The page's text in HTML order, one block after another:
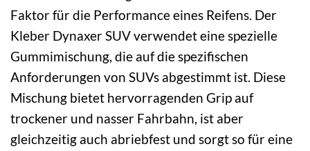
Faktor für die Performance eines Reifens. Der
Kleber Dynaxer SUV verwendet eine spezielle
Gummimischung, die auf die spezifischen
Anforderungen von SUVs abgestimmt ist. Diese
Mischung bietet hervorragenden Grip auf
trockener und nasser Fahrbahn, ist aber
gleichzeitig auch abriebfest und sorgt so für eine